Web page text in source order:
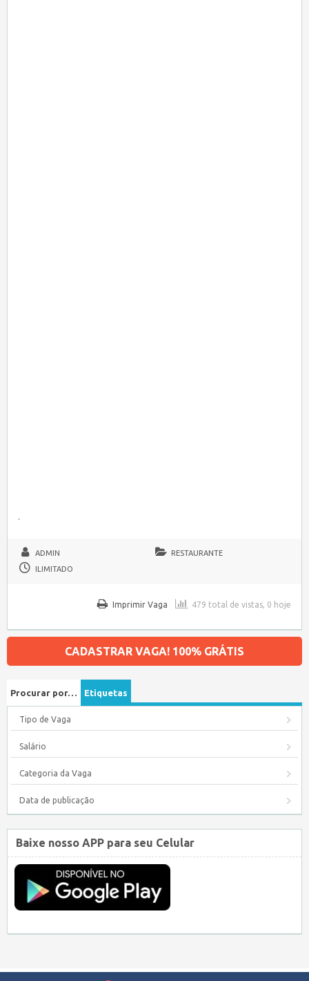
.
ADMIN
RESTAURANTE
ILIMITADO
479 total de vistas, 0 hoje
Imprimir Vaga
CADASTRAR VAGA! 100% GRÁTIS
Procurar por… Etiquetas
Tipo de Vaga
Salário
Categoria da Vaga
Data de publicação
Baixe nosso APP para seu Celular